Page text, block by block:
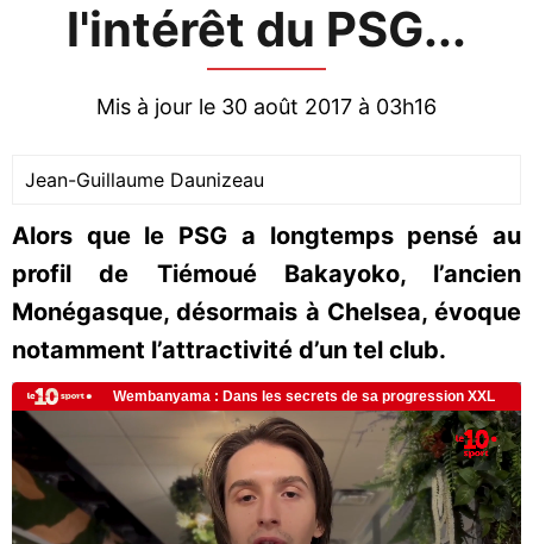
l'intérêt du PSG...
Mis à jour le 30 août 2017 à 03h16
Jean-Guillaume Daunizeau
Alors que le PSG a longtemps pensé au
profil de Tiémoué Bakayoko, l’ancien
Monégasque, désormais à Chelsea, évoque
notamment l’attractivité d’un tel club.